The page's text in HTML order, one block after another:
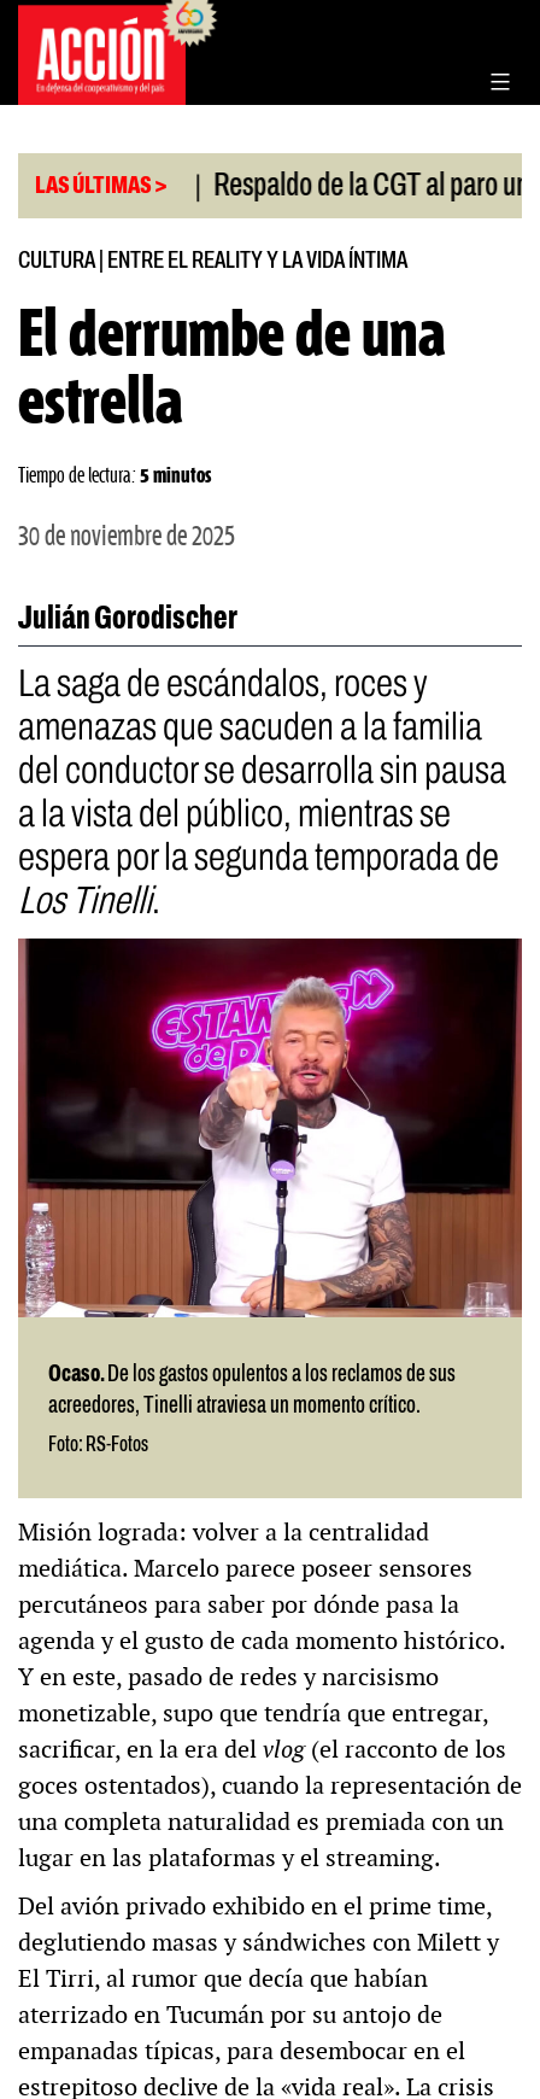
Saltar
contenido
LAS ÚLTIMAS >
| Respaldo de la CGT al paro
CULTURA| ENTRE EL REALITY Y LA VIDA ÍNTIMA
El derrumbe de una
estrella
Tiempo de lectura: 5 minutos
30 de noviembre de 2025
Julián Gorodischer
La saga de escándalos, roces y
amenazas que sacuden a la familia
del conductor se desarrolla sin pausa
a la vista del público, mientras se
espera por la segunda temporada de
Los Tinelli.
Ocaso. De los gastos opulentos a los reclamos de sus
acreedores, Tinelli atraviesa un momento crítico.
Foto: RS-Fotos
Misión lograda: volver a la centralidad
mediática. Marcelo parece poseer sensores
percutáneos para saber por dónde pasa la
agenda y el gusto de cada momento histórico.
Y en este, pasado de redes y narcisismo
monetizable, supo que tendría que entregar,
sacrificar, en la era delvlog(el racconto de los
goces ostentados), cuando la representación de
una completa naturalidad es premiada con un
lugar en las plataformas y el streaming.
Del avión privado exhibido en el prime time,
deglutiendo masas y sándwiches con Milett y
El Tirri, al rumor que decía que habían
aterrizado en Tucumán por su antojo de
empanadas típicas, para desembocar en el
estrepitoso declive de la «vida real». La crisis